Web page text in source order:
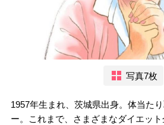
写真7枚
1957年生まれ、茨城県出身。体当た
ー。これまで、さまざまなダイエッ